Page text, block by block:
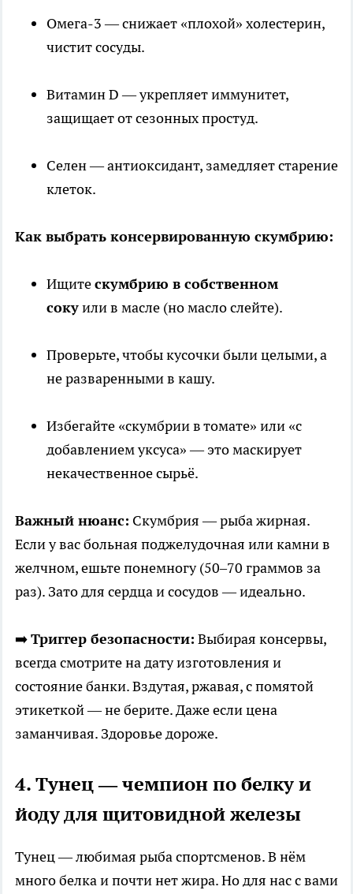
Омега-3 — снижает «плохой» холестерин,
чистит сосуды.
Витамин D — укрепляет иммунитет,
защищает от сезонных простуд.
Селен — антиоксидант, замедляет старение
клеток.
Как выбрать консервированную скумбрию:
Ищитескумбрию в собственном
сокуили в масле (но масло слейте).
Проверьте, чтобы кусочки были целыми, а
не разваренными в кашу.
Избегайте «скумбрии в томате» или «с
добавлением уксуса» — это маскирует
некачественное сырьё.
Важный нюанс: Скумбрия — рыба жирная.
Если у вас больная поджелудочная или камни в
желчном, ешьте понемногу (50–70 граммов за
раз). Зато для сердца и сосудов — идеально.
➡️Триггер безопасности: Выбирая консервы,
всегда смотрите на дату изготовления и
состояние банки. Вздутая, ржавая, с помятой
этикеткой — не берите. Даже если цена
заманчивая. Здоровье дороже.
4. Тунец — чемпион по белку и
йоду для щитовидной железы
Тунец — любимая рыба спортсменов. В нём
много белка и почти нет жира. Но для нас с вами